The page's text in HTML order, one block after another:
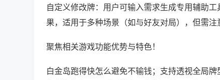
自定义修改牌：用户可输入需求生成专用辅助
果，适用于多种场景（如与好友对局），但需注
聚焦相关游戏功能优势与特色！
白金岛跑得快怎么避免不输钱；支持透视全局